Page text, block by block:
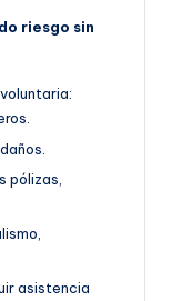
riesgo sin
pólizas,
asistencia